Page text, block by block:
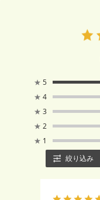
★ 5
★ 4
★ 3
★ 2
★ 1
絞り込み